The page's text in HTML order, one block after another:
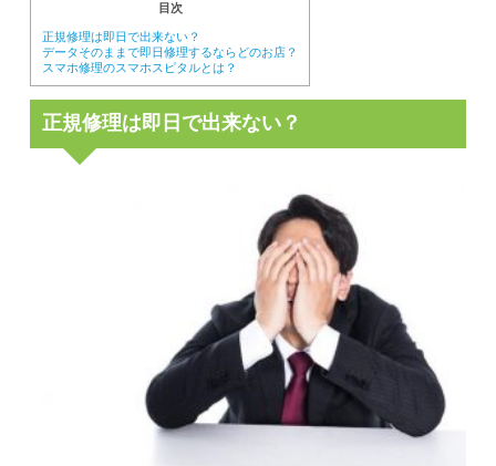
目次
正規修理は即日で出来ない？
データそのままで即日修理するならどのお店？
スマホ修理のスマホスピタルとは？
正規修理は即日で出来ない？